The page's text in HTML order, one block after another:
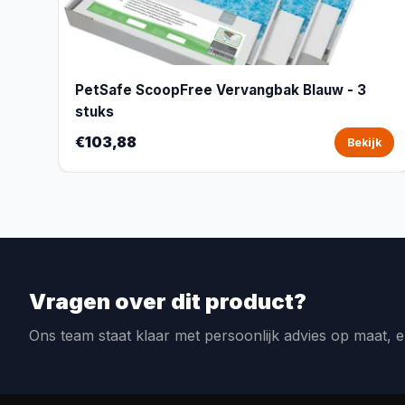
PetSafe ScoopFree Vervangbak Blauw - 3
stuks
€103,88 Bekijk
Vragen over dit product?
Ons team staat klaar met persoonlijk advies op maat,